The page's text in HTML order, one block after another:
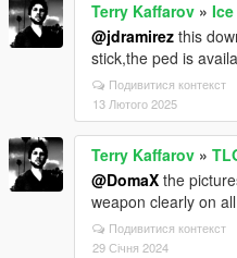
Terry Kaffarov »
@jdramirez this
stick,the ped is
Подивитися контекст
13 Лютого 2025
Terry Kaffarov »
@DomaX the
weapon clearly on
Подивитися контекст
29 Січня 2024